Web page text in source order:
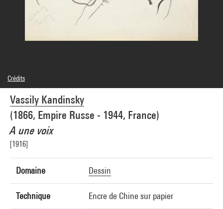
Vassily Kandinsky
(1866, Empire Russe - 1944, France)
A une voix
[1916]
Domaine Dessin
Technique Encre de Chine sur papier
Crédits
Domaine public
Crédit photographique : Centre Pompidou, MNAM-CCI/Georges Meguerditchian/Dist.
GrandPalaisRmn
Réf. image : 4F50024 [2000 CX 0704]
Diffusion image :GrandPalaisRmnPhoto